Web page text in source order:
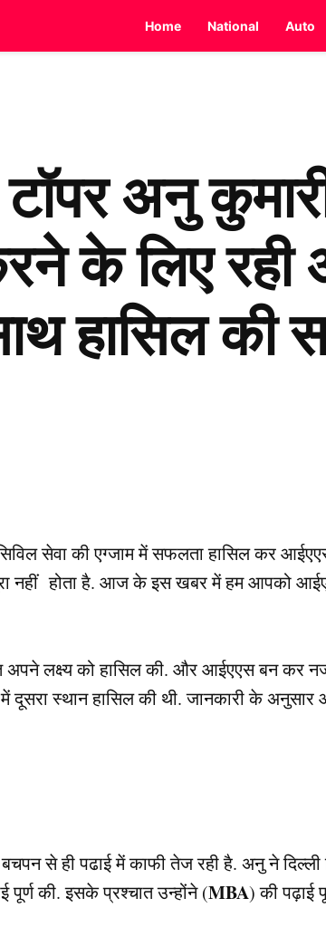
Home National Auto
टॉपर अनु
के लिए
हासिल की
सिविल सेवा की एग्जाम में सफलता हासिल कर
पूरा नहीं होता है. आज के इस खबर में हम आपको
अपने लक्ष्य को हासिल की. और आईएएस बन कर
दूसरा स्थान हासिल की थी. जानकारी के
से ही पढाई में काफी तेज रही है. अनु ने दिल्ली
पूर्ण की. इसके प्रश्चात उन्होंने (MBA) की पढ़ाई